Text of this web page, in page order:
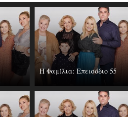
Η Φαμίλια: Επεισόδιο 55